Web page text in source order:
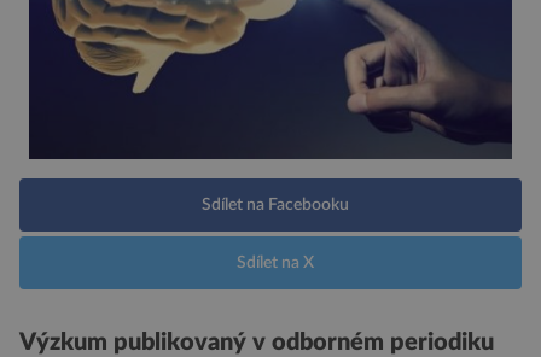
Sdílet na Facebooku
Sdílet na X
Výzkum publikovaný v odborném periodiku